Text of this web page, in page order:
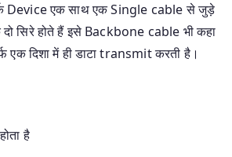
Device एक साथ एक Single cable से जुड़े
सिरे होते हैं इसे Backbone cable भी कहा
एक दिशा में ही डाटा transmit करती है।
है